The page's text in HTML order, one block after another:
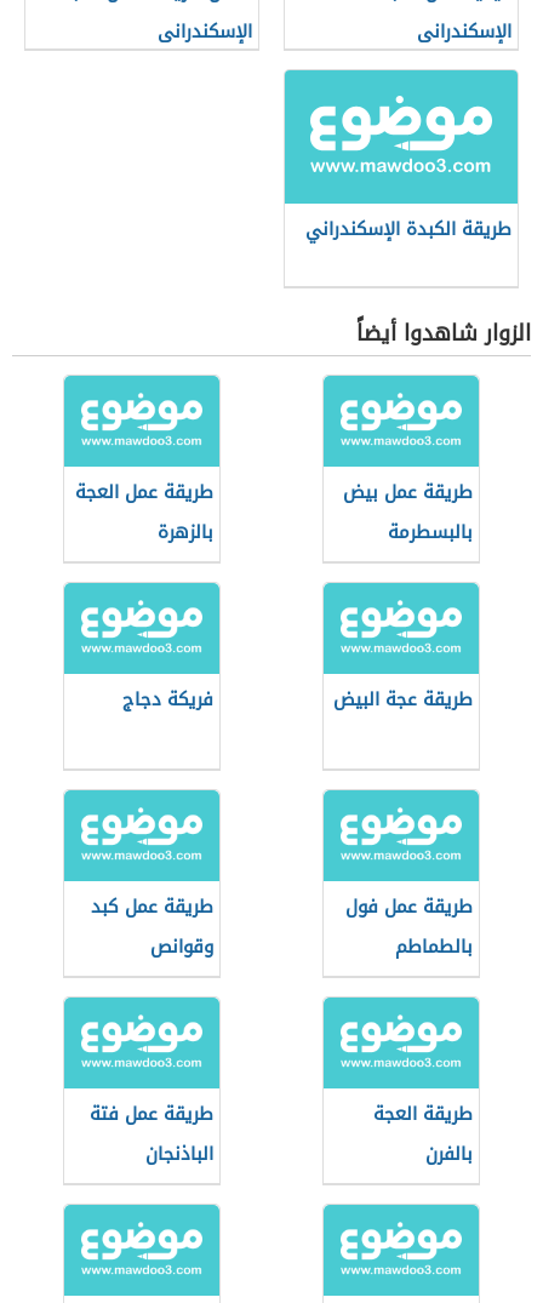
الإسكندرانى
الإسكندرانى
طريقة الكبدة الإسكندراني
الزوار شاهدوا أيضاً
طريقة عمل بيض
بالبسطرمة
طريقة عمل العجة
بالزهرة
طريقة عجة البيض فريكة دجاج
طريقة عمل فول
بالطماطم
طريقة عمل كبد
وقوانص
طريقة العجة
بالفرن
طريقة عمل فتة
الباذنجان